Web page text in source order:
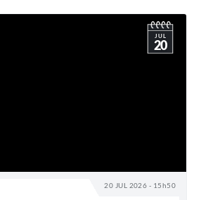
20 JUL 2026 - 15h50
JUL
20